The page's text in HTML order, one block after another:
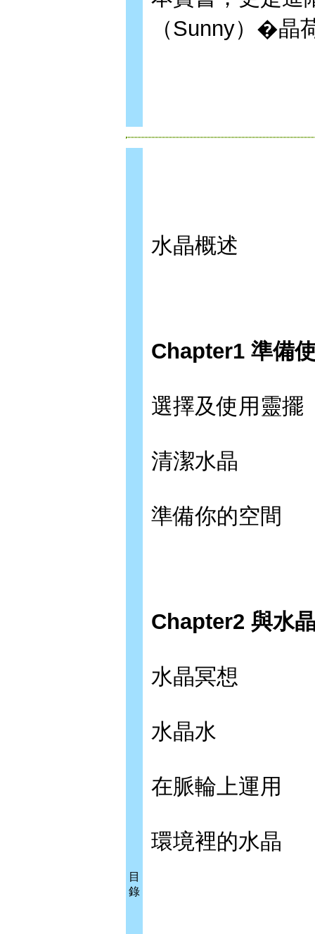
（Sunny）�晶
目
錄
水晶概述
Chapter1 準備
選擇及使用靈擺
清潔水晶
準備你的空間
Chapter2 與水
水晶冥想
水晶水
在脈輪上運用
環境裡的水晶